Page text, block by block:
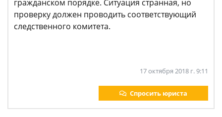
гражданском порядке. Ситуация странная, но
проверку должен проводить соответствующий
следственного комитета.
17 октября 2018 г. 9:11
Спросить юриста